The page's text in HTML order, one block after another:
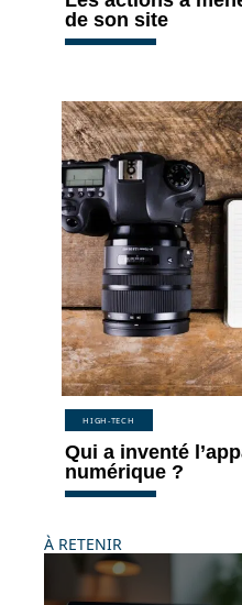
de son site
HIGH-TECH
Qui a inventé
numérique ?
À RETENIR